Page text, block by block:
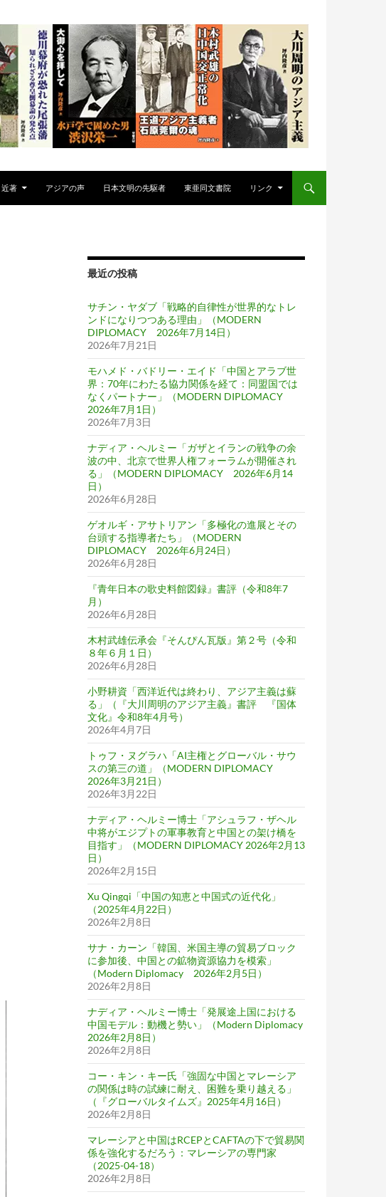
近著 アジアの声 日本文明の先駆者 東亜同文書院 リンク
最近の投稿
サチン・ヤダブ「戦略的自律性が世界的なトレ
ンドになりつつある理由」（MODERN
DIPLOMACY 2026年7月14日）
2026年7月21日
モハメド・バドリー・エイド「中国とアラブ世
界：70年にわたる協力関係を経て：同盟国では
なくパートナー」（MODERN DIPLOMACY
2026年7月1日）
2026年7月3日
ナディア・ヘルミー「ガザとイランの戦争の余
波の中、北京で世界人権フォーラムが開催され
る」（MODERN DIPLOMACY 2026年6月14
日）
2026年6月28日
ゲオルギ・アサトリアン「多極化の進展とその
台頭する指導者たち」（MODERN
DIPLOMACY 2026年6月24日）
2026年6月28日
『青年日本の歌史料館図録』書評（令和8年7
月）
2026年6月28日
木村武雄伝承会『そんぴん瓦版』第２号（令和
８年６月１日）
2026年6月28日
小野耕資「西洋近代は終わり、アジア主義は蘇
る」（『大川周明のアジア主義』書評 『国体
文化』令和8年4月号）
2026年4月7日
トゥフ・ヌグラハ「AI主権とグローバル・サウ
スの第三の道」（MODERN DIPLOMACY
2026年3月21日）
2026年3月22日
ナディア・ヘルミー博士「アシュラフ・ザヘル
中将がエジプトの軍事教育と中国との架け橋を
目指す」（MODERN DIPLOMACY 2026年2月13
日）
2026年2月15日
Xu Qingqi「中国の知恵と中国式の近代化」
（2025年4月22日）
2026年2月8日
サナ・カーン「韓国、米国主導の貿易ブロック
に参加後、中国との鉱物資源協力を模索」
（Modern Diplomacy 2026年2月5日）
2026年2月8日
ナディア・ヘルミー博士「発展途上国における
中国モデル：動機と勢い」（Modern Diplomacy
2026年2月8日）
2026年2月8日
コー・キン・キー氏「強固な中国とマレーシア
の関係は時の試練に耐え、困難を乗り越える」
（『グローバルタイムズ』2025年4月16日）
2026年2月8日
マレーシアと中国はRCEPとCAFTAの下で貿易関
係を強化するだろう：マレーシアの専門家
（2025-04-18）
2026年2月8日